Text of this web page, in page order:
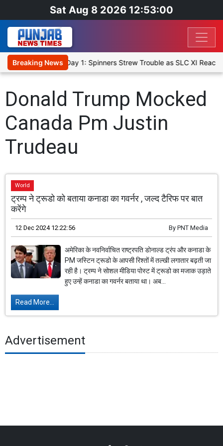
Sat Aug 8 2026 12:53:01
Breaking News
Warm-Up Match Day 1: Spinners Strew Trouble as SLC XI Reach
Donald Trump Mocked
Canada Pm Justin
Trudeau
World
ट्रम्प ने ट्रूडो को बताया कनाडा का गवर्नर , जल्द टैरिफ पर बात
करेंगे
12 Dec 2024 12:22:56 By PNT Media
अमेरिका के नवनिर्वाचित राष्ट्रपति डोनाल्ड ट्रंप और कनाडा के
PM जस्टिन ट्रूडो के आपसी रिश्तों में तल्खी लगातार बढ़ती जा
रही है। ट्रम्प ने सोशल मीडिया पोस्ट में ट्रूडो का मजाक उड़ाते
हुए उन्हें कनाडा का गवर्नर बताया था। अब...
Read More...
Advertisement